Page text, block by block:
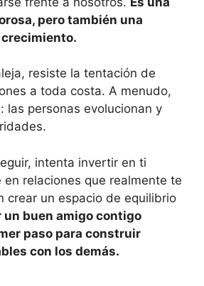
pero también una
resiste la tentación de
a toda costa. A menudo,
las personas evolucionan y
intenta invertir en ti
en relaciones que realmente te
crear un espacio de equilibrio
un buen amigo contigo
paso para construir
con los demás.